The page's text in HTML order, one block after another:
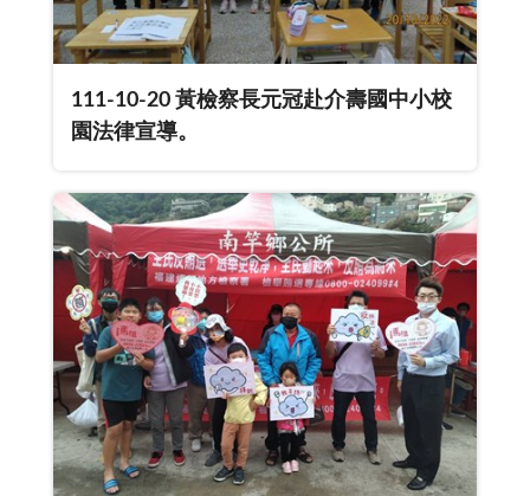
111-10-20 黃檢察長元冠赴介壽國中小校
園法律宣導。